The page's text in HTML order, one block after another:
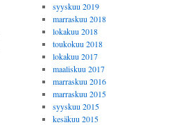
syyskuu 2019
marraskuu 2018
lokakuu 2018
toukokuu 2018
lokakuu 2017
maaliskuu 2017
marraskuu 2016
marraskuu 2015
syyskuu 2015
kesäkuu 2015